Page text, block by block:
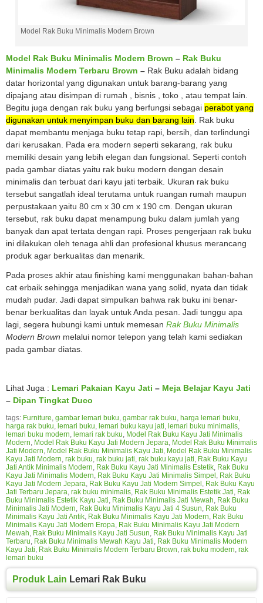
Model Rak Buku Minimalis Modern Brown
Model Rak Buku Minimalis Modern Brown – Rak Buku
Minimalis Modern Terbaru Brown – Rak Buku adalah bidang
datar horizontal yang digunakan untuk barang-barang yang
dipajang atau disimpan di rumah , bisnis , toko , atau tempat lain.
Begitu juga dengan rak buku yang berfungsi sebagai perabot yang
digunakan untuk menyimpan buku dan barang lain
Rak buku
dapat membantu menjaga buku tetap rapi, bersih, dan terlindungi
dari kerusakan. Pada era modern seperti sekarang, rak buku
memiliki desain yang lebih elegan dan fungsional. Seperti contoh
pada gambar diatas yaitu rak buku modern dengan desain
minimalis dan terbuat dari kayu jati terbaik. Ukuran rak buku
tersebut sangatlah ideal terutama untuk ruangan rumah maupun
perpustakaan yaitu 80 cm x 30 cm x 190 cm. Dengan ukuran
tersebut, rak buku dapat menampung buku dalam jumlah yang
banyak dan apat tertata dengan rapi. Proses pengerjaan rak buku
ini dilakukan oleh tenaga ahli dan profesional khusus merancang
produk agar berkualitas dan menarik.
Pada proses akhir atau finishing kami menggunakan bahan-bahan
cat erbaik sehingga menjadikan wana yang solid, nyata dan tidak
mudah pudar. Jadi dapat simpulkan bahwa rak buku ini benar-
benar berkualitas dan layak untuk Anda pesan. Jadi tunggu apa
lagi, segera hubungi kami untuk memesan Rak Buku Minimalis
Modern Brown melalui nomor telepon yang telah kami sediakan
pada gambar diatas.
Lihat Juga : Lemari Pakaian Kayu Jati – Meja Belajar Kayu Jati
– Dipan Tingkat Duco
tags: Furniture gambar lemari buku gambar rak buku harga lemari buku
harga rak buku lemari buku lemari buku kayu jati lemari buku minimalis
lemari buku modern lemari rak buku Model Rak Buku Kayu Jati Minimalis
Modern Model Rak Buku Kayu Jati Modern Jepara Model Rak Buku Minimalis
Jati Modern Model Rak Buku Minimalis Kayu Jati Model Rak Buku Minimalis
Kayu Jati Modern rak buku rak buku jati rak buku kayu jati Rak Buku Kayu
Jati Antik Minimalis Modern Rak Buku Kayu Jati Minimalis Estetik Rak Buku
Kayu Jati Minimalis Modern Rak Buku Kayu Jati Minimalis Simpel Rak Buku
Kayu Jati Modern Jepara Rak Buku Kayu Jati Modern Simpel Rak Buku Kayu
Jati Terbaru Jepara rak buku minimalis Rak Buku Minimalis Estetik Jati Rak
Buku Minimalis Estetik Kayu Jati Rak Buku Minimalis Jati Mewah Rak Buku
Minimalis Jati Modern Rak Buku Minimalis Kayu Jati 4 Susun Rak Buku
Minimalis Kayu Jati Antik Rak Buku Minimalis Kayu Jati Modern Rak Buku
Minimalis Kayu Jati Modern Eropa Rak Buku Minimalis Kayu Jati Modern
Mewah Rak Buku Minimalis Kayu Jati Susun Rak Buku Minimalis Kayu Jati
Terbaru Rak Buku Minimalis Mewah Kayu Jati Rak Buku Minimalis Modern
Kayu Jati Rak Buku Minimalis Modern Terbaru Brown rak buku modern rak
lemari buku
Produk Lain Lemari Rak Buku